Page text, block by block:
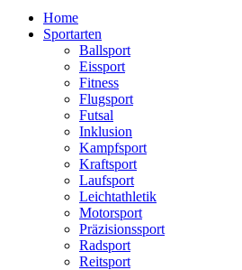
Menü
Home
Sportarten
Ballsport
Eissport
Fitness
Flugsport
Futsal
Inklusion
Kampfsport
Kraftsport
Laufsport
Leichtathletik
Motorsport
Präzisionssport
Radsport
Reitsport